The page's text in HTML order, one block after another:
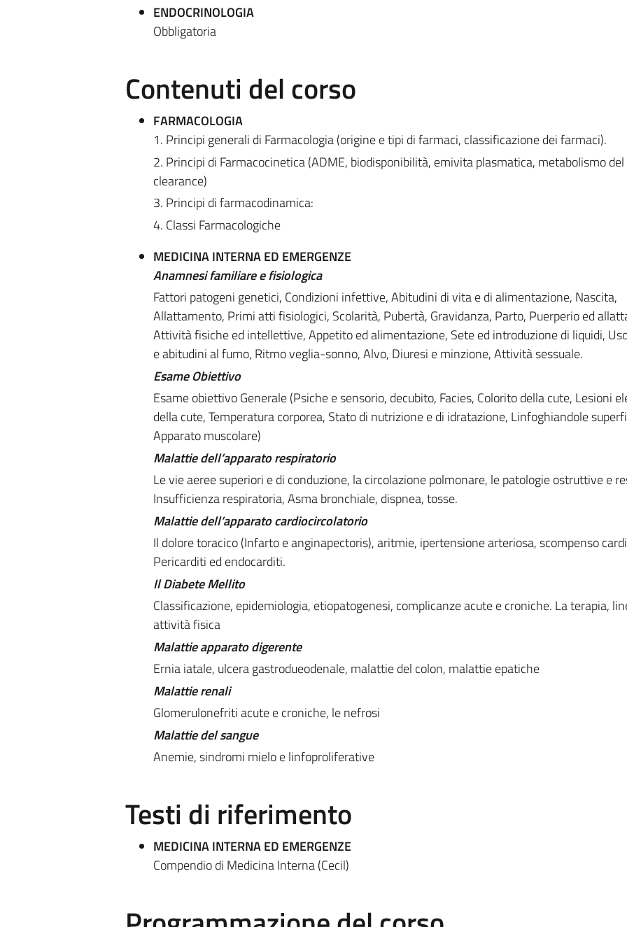
ENDOCRINOLOGIA
Obbligatoria
Contenuti del corso
FARMACOLOGIA
1. Principi generali di Farmacologia (origine e tipi di farmaci, classificazione dei farmaci).
2. Principi di Farmacocinetica (ADME, biodisponibilità, emivita plasmatica, metabolismo
clearance)
3. Principi di farmacodinamica:
4. Classi Farmacologiche
MEDICINA INTERNA ED EMERGENZE
Anamnesi familiare e fisiologica
Fattori patogeni genetici, Condizioni infettive, Abitudini di vita e di alimentazione, Nascita,
Allattamento, Primi atti fisiologici, Scolarità, Pubertà, Gravidanza, Parto, Puerperio ed
Attività fisiche ed intellettive, Appetito ed alimentazione, Sete ed introduzione di liquidi,
e abitudini al fumo, Ritmo veglia-sonno, Alvo, Diuresi e minzione, Attività sessuale.
Esame Obiettivo
Esame obiettivo Generale (Psiche e sensorio, decubito, Facies, Colorito della cute, Lesioni
della cute, Temperatura corporea, Stato di nutrizione e di idratazione, Linfoghiandole
Apparato muscolare)
Malattie dell’apparato respiratorio
Le vie aeree superiori e di conduzione, la circolazione polmonare, le patologie ostruttive e
Insufficienza respiratoria, Asma bronchiale, dispnea, tosse.
Malattie dell’apparato cardiocircolatorio
Il dolore toracico (Infarto e anginapectoris), aritmie, ipertensione arteriosa, scompenso
Pericarditi ed endocarditi.
Il Diabete Mellito
Classificazione, epidemiologia, etiopatogenesi, complicanze acute e croniche. La terapia,
attività fisica
Malattie apparato digerente
Ernia iatale, ulcera gastrodueodenale, malattie del colon, malattie epatiche
Malattie renali
Glomerulonefriti acute e croniche, le nefrosi
Malattie del sangue
Anemie, sindromi mielo e linfoproliferative
Testi di riferimento
MEDICINA INTERNA ED EMERGENZE
Compendio di Medicina Interna (Cecil)